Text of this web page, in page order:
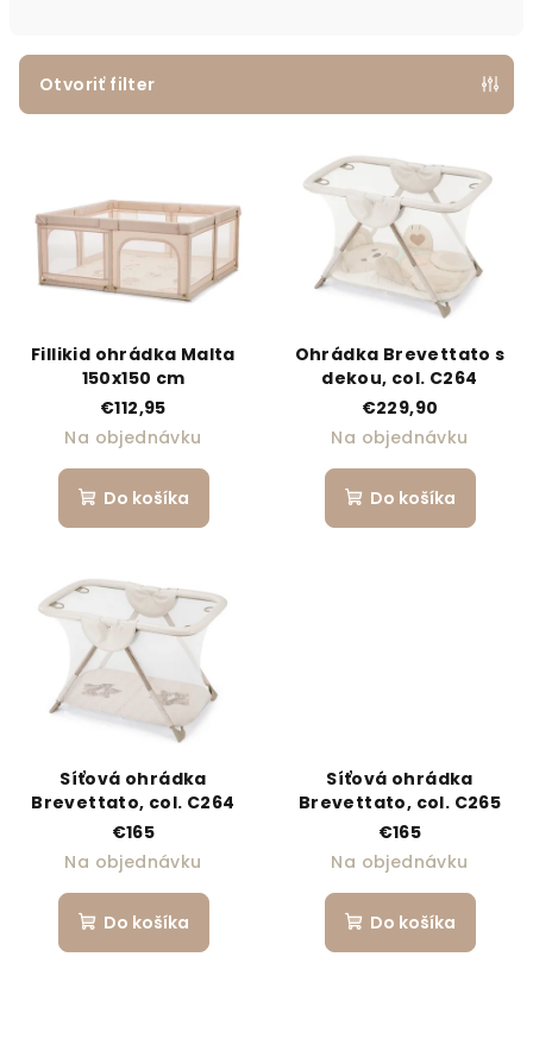
Otvoriť filter
Fillikid ohrádka Malta
150x150 cm
€112,95
Na objednávku
Do košíka
Ohrádka Brevettato s
dekou, col. C264
€229,90
Na objednávku
Do košíka
Síťová ohrádka
Brevettato, col. C264
€165
Na objednávku
Do košíka
Síťová ohrádka
Brevettato, col. C265
€165
Na objednávku
Do košíka